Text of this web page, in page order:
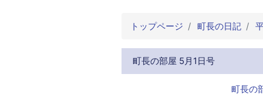
トップページ 町長の日記
町長の部屋 5月1日号
町長の